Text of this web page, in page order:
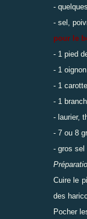
-
- sel,
pour le
- 1 pied
- 1
- 1 carotte
- 1
- laurier,
- 7 ou 8
- gros sel
Cuire le
des
Pocher